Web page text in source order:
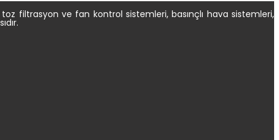
toz filtrasyon ve fan kontrol sistemleri, basınçlı hava sistemleri,